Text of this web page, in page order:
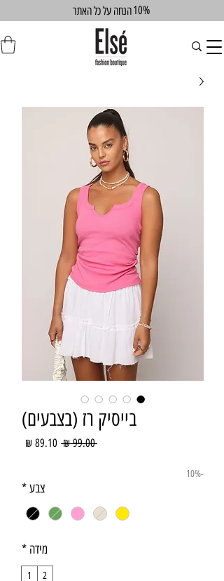
הנחה על כל האתר10%
בייסיק רז (בצבעים)
‏99.00 ‏₪
מחיר
-10%
צבע*
מידה *
2
1